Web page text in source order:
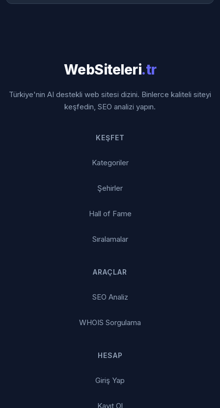
WebSiteleri.tr
Türkiye'nin AI destekli web sitesi dizini. Binlerce kaliteli siteyi
keşfedin, SEO analizi yapın.
KEŞFET
Kategoriler
Şehirler
Hall of Fame
Sıralamalar
ARAÇLAR
SEO Analiz
WHOIS Sorgulama
HESAP
Giriş Yap
Kayıt Ol